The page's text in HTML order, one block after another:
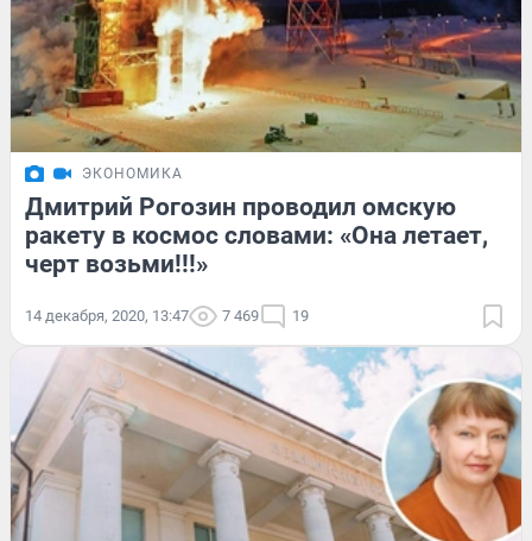
ЭКОНОМИКА
Дмитрий Рогозин проводил омскую
ракету в космос словами: «Она летает,
черт возьми!!!»
14 декабря, 2020, 13:47 7 469 19